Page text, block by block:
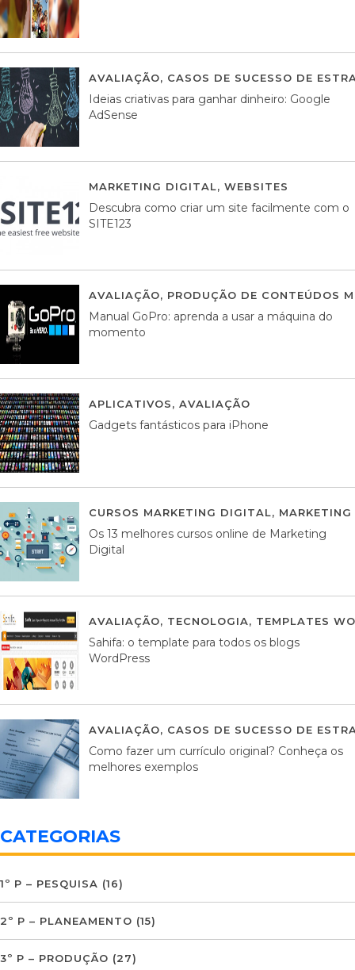
AVALIAÇÃO, CASOS DE SUCESSO DE
Ideias criativas para ganhar dinheiro: Google
AdSense
MARKETING DIGITAL, WEBSITES
Descubra como criar um site facilmente com o
SITE123
AVALIAÇÃO, PRODUÇÃO DE CONTEÚDOS
Manual GoPro: aprenda a usar a máquina do
momento
APLICATIVOS, AVALIAÇÃO
Gadgets fantásticos para iPhone
CURSOS MARKETING DIGITAL,
Os 13 melhores cursos online de Marketing
Digital
AVALIAÇÃO, TECNOLOGIA, TEMPLATES
Sahifa: o template para todos os blogs
WordPress
AVALIAÇÃO, CASOS DE SUCESSO DE
Como fazer um currículo original? Conheça os
melhores exemplos
CATEGORIAS
1º P – PESQUISA (16)
2º P – PLANEAMENTO (15)
3º P – PRODUÇÃO (27)